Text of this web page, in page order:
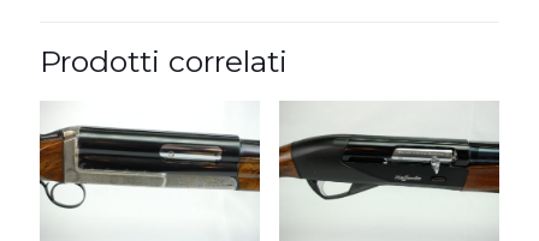
Prodotti correlati